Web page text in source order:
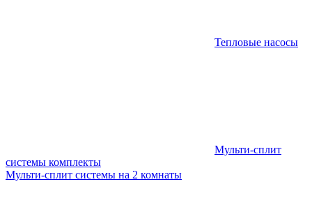
Тепловые насосы
Мульти-сплит
системы комплекты
Мульти-сплит системы на 2 комнаты